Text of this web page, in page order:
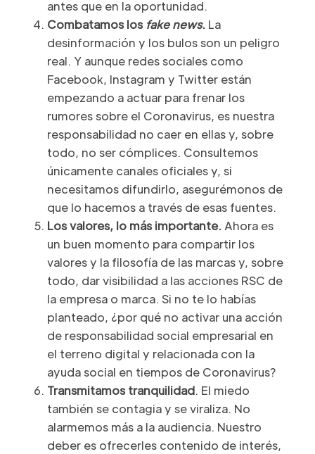
antes que en la oportunidad.
Combatamos los fake news.La
desinformación y los bulos son un peligro
real. Y aunque redes sociales como
Facebook, Instagram y Twitter están
empezando a actuar para frenar los
rumores sobre el Coronavirus, es nuestra
responsabilidad no caer en ellas y, sobre
todo, no ser cómplices. Consultemos
únicamente canales oficiales y, si
necesitamos difundirlo, asegurémonos de
que lo hacemos a través de esas fuentes.
Los valores, lo más importante.Ahora es
un buen momento para compartir los
valores y la filosofía de las marcas y, sobre
todo, dar visibilidad a las acciones RSC de
la empresa o marca. Si no te lo habías
planteado, ¿por qué no activar una acción
de responsabilidad social empresarial en
el terreno digital y relacionada con la
ayuda social en tiempos de Coronavirus?
Transmitamos tranquilidad. El miedo
también se contagia y se viraliza. No
alarmemos más a la audiencia. Nuestro
deber es ofrecerles contenido de interés,